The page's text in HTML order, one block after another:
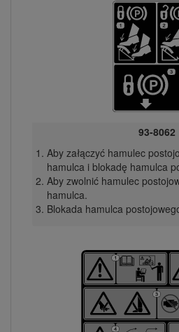
93-8062
Aby załączyć hamulec
hamulca i blokadę hamulca
Aby zwolnić hamulec
hamulca.
Blokada hamulca